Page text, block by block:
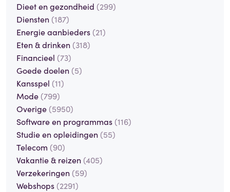
Dieet en gezondheid (299)
Diensten (187)
Energie aanbieders (21)
Eten & drinken (318)
Financieel (73)
Goede doelen (5)
Kansspel (11)
Mode (799)
Overige (5950)
Software en programmas (116)
Studie en opleidingen (55)
Telecom (90)
Vakantie & reizen (405)
Verzekeringen (59)
Webshops (2291)